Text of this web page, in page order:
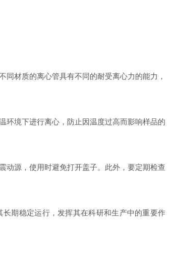
材质的离心管具有不同的耐受离心力的能力，
境下进行离心，防止因温度过高而影响样品的
源，使用时避免打开盖子。此外，要定期检查
期稳定运行，发挥其在科研和生产中的重要作